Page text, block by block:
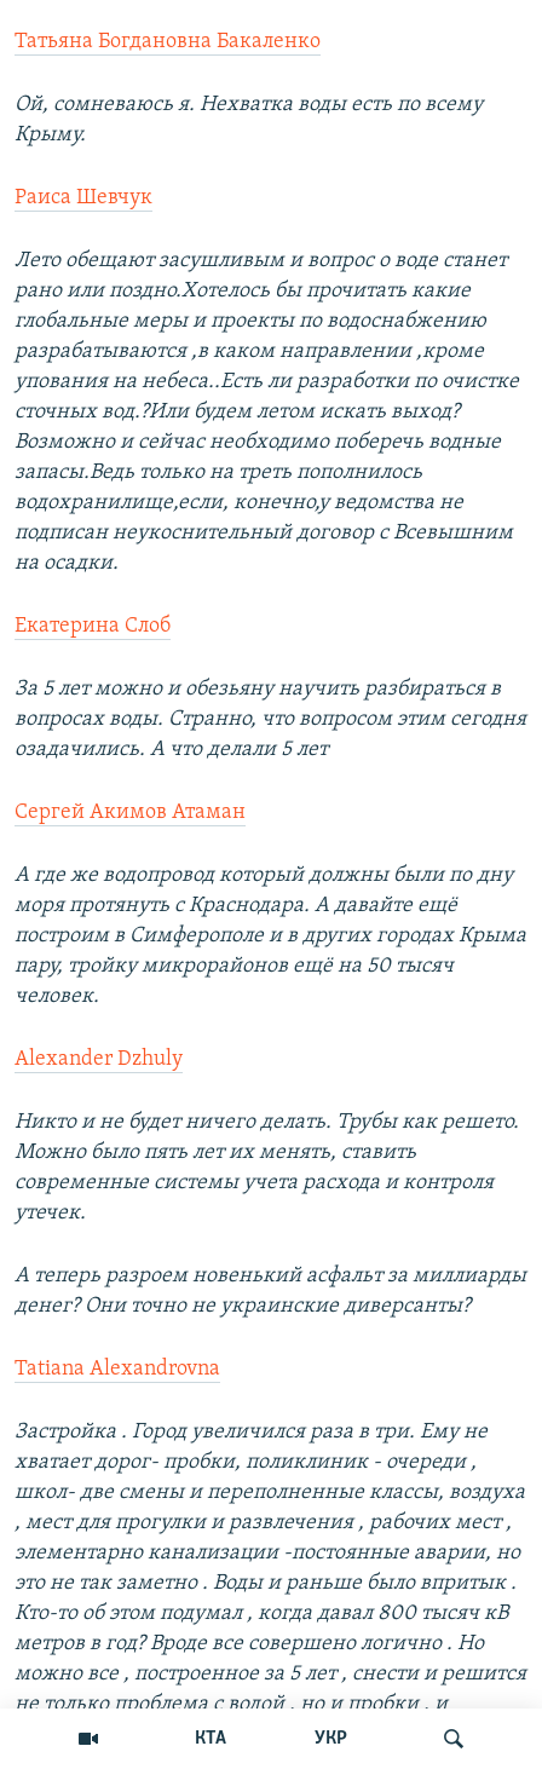
КТА УКР
Татьяна Богдановна Бакаленко
Ой, сомневаюсь я. Нехватка воды есть по всему
Крыму.
Раиса Шевчук
Лето обещают засушливым и вопрос о воде станет
рано или поздно.Хотелось бы прочитать какие
глобальные меры и проекты по водоснабжению
разрабатываются ,в каком направлении ,кроме
упования на небеса..Есть ли разработки по очистке
сточных вод.?Или будем летом искать выход?
Возможно и сейчас необходимо поберечь водные
запасы.Ведь только на треть пополнилось
водохранилище,если, конечно,у ведомства не
подписан неукоснительный договор с Всевышним
на осадки.
Екатерина Слоб
За 5 лет можно и обезьяну научить разбираться в
вопросах воды. Странно, что вопросом этим сегодня
озадачились. А что делали 5 лет
Сергей Акимов Атаман
А где же водопровод который должны были по дну
моря протянуть с Краснодара. А давайте ещё
построим в Симферополе и в других городах Крыма
пару, тройку микрорайонов ещё на 50 тысяч
человек.
Alexander Dzhuly
Никто и не будет ничего делать. Трубы как решето.
Можно было пять лет их менять, ставить
современные системы учета расхода и контроля
утечек.
А теперь разроем новенький асфальт за миллиарды
денег? Они точно не украинские диверсанты?
Tatiana Alexandrovna
Застройка . Город увеличился раза в три. Ему не
хватает дорог- пробки, поликлиник - очереди ,
школ- две смены и переполненные классы, воздуха
, мест для прогулки и развлечения , рабочих мест ,
элементарно канализации -постоянные аварии, но
это не так заметно . Воды и раньше было впритык .
Кто-то об этом подумал , когда давал 800 тысяч кВ
метров в год? Вроде все совершено логично . Но
можно все , построенное за 5 лет , снести и решится
не только проблема с водой , но и пробки , и
очереди и все остальное. :-)